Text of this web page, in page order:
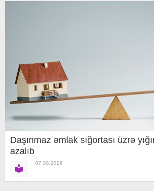
Daşınmaz əmlak sığortası üzrə
azalıb
07.08.2026